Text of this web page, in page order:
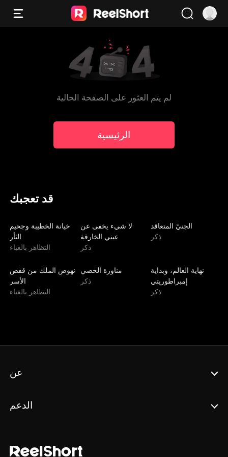
لم يتم العثور على الصفحة الحالية
الرئيسية
قد تعجبك
خيانة الخطيبة وجحيم
الثأر
التظاهر بالغباء
لا شيء يخفى عن
عيني الخارقة
ذكر
الجنيّ المتعاقد
ذكر
نهوض الملك من قفص
الأسر
التظاهر بالغباء
مناورة الخصي
ذكر
نهاية العالم، وبداية
إمبراطوريتي
ذكر
عن
الدعم